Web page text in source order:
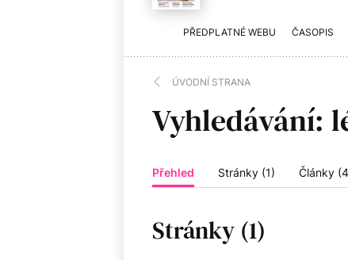
PŘEDPLATNÉ WEBU ČASOPIS
ÚVODNÍ STRANA
Vyhledávání:
Přehled Stránky (1) Články
Stránky (1)